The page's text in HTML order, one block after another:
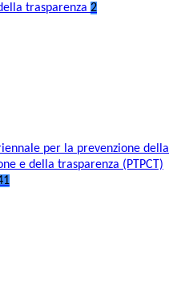
trasparenza 2
per la prevenzione della
e della trasparenza (PTPCT)